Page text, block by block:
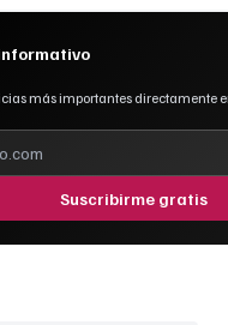
más importantes directamente
Suscribirme gratis